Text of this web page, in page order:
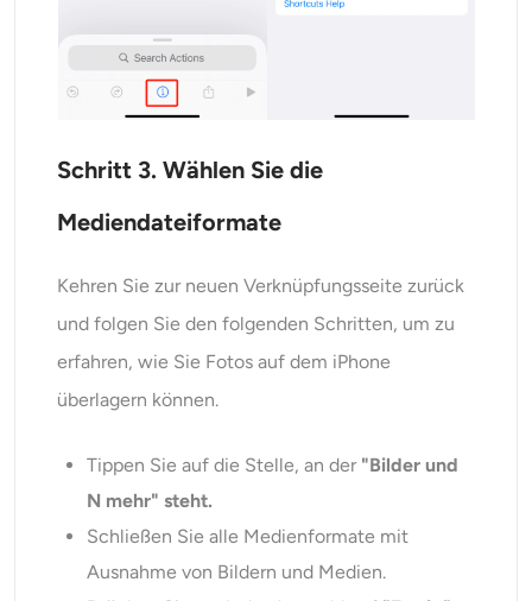
Schritt 3. Wählen Sie die
Mediendateiformate
Kehren Sie zur neuen Verknüpfungsseite zurück
und folgen Sie den folgenden Schritten, um zu
erfahren, wie Sie Fotos auf dem iPhone
überlagern können.
Tippen Sie auf die Stelle, an der "Bilder und
N mehr" steht.
Schließen Sie alle Medienformate mit
Ausnahme von Bildern und Medien.